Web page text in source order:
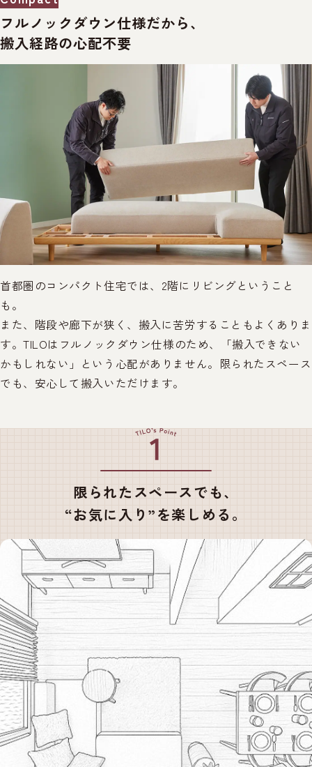
フルノックダウン仕様だから、
搬入経路の心配不要
首都圏のコンパクト住宅では、2階にリビングということ
も。
また、階段や廊下が狭く、搬入に苦労することもよくありま
す。TILOはフルノックダウン仕様のため、「搬入できない
かもしれない」という心配がありません。限られたスペース
でも、安心して搬入いただけます。
限られた スペースでも、
“お気に入り”を楽しめる。